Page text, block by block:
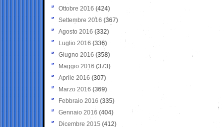
Ottobre 2016 (424)
Settembre 2016 (367)
Agosto 2016 (332)
Luglio 2016 (336)
Giugno 2016 (358)
Maggio 2016 (373)
Aprile 2016 (307)
Marzo 2016 (369)
Febbraio 2016 (335)
Gennaio 2016 (404)
Dicembre 2015 (412)